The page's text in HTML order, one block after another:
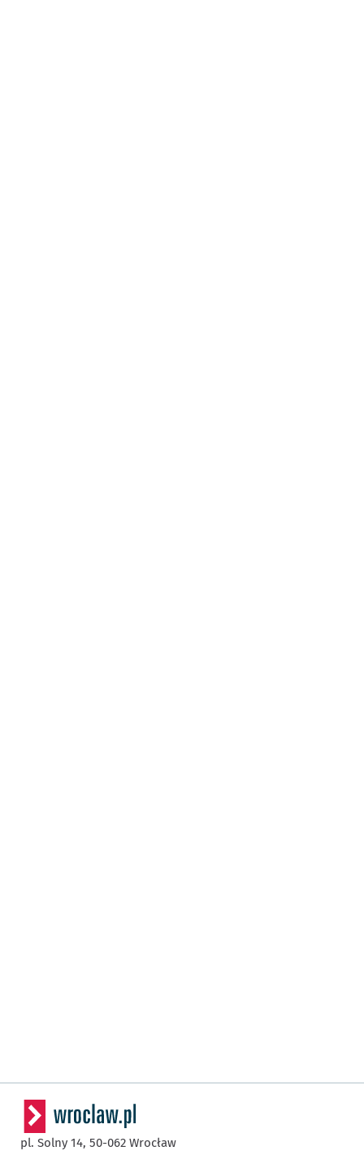
pl. Solny 14, 50-062 Wrocław